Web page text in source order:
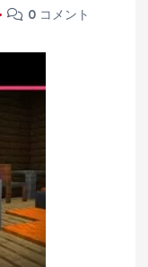
0 コメント